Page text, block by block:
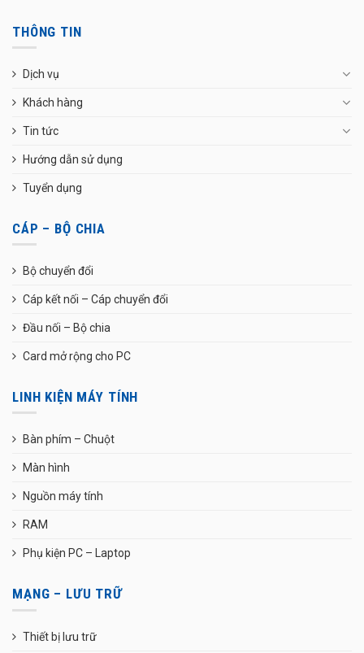
THÔNG TIN
Dịch vụ
Khách hàng
Tin tức
Hướng dẫn sử dụng
Tuyển dụng
CÁP – BỘ CHIA
Bộ chuyển đổi
Cáp kết nối – Cáp chuyển đổi
Đầu nối – Bộ chia
Card mở rộng cho PC
LINH KIỆN MÁY TÍNH
Bàn phím – Chuột
Màn hình
Nguồn máy tính
RAM
Phụ kiện PC – Laptop
MẠNG – LƯU TRỮ
Thiết bị lưu trữ